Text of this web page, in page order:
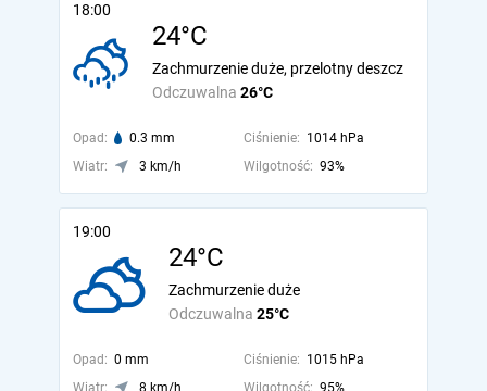
18:00
24°C
Odczuwalna 26°C
Zachmurzenie duże, przelotny deszcz
Opad: 0.3 mm Ciśnienie: 1014 hPa
Wiatr:
3 km/h Wilgotność: 93%
19:00
24°C
Odczuwalna 25°C
Zachmurzenie duże
Opad: 0 mm Ciśnienie: 1015 hPa
Wiatr:
8 km/h Wilgotność: 95%